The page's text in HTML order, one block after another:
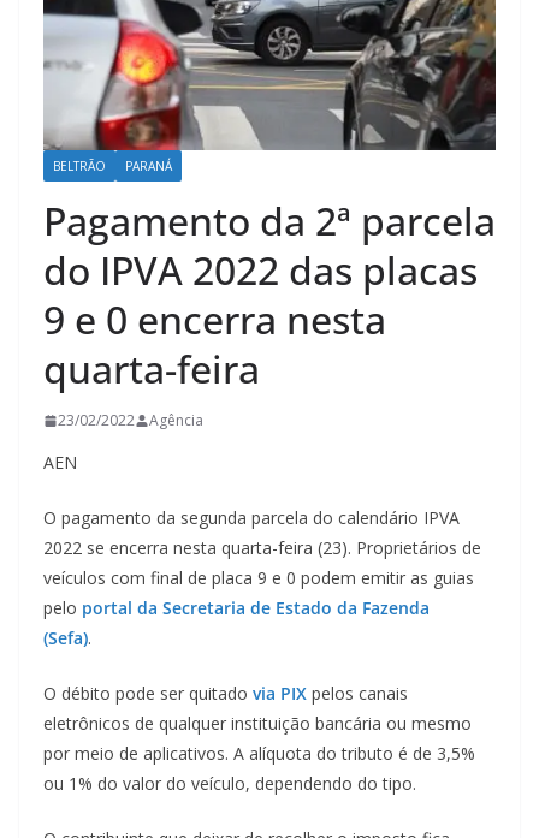
BELTRÃO PARANÁ
Pagamento da 2ª parcela
do IPVA 2022 das placas
9 e 0 encerra nesta
quarta-feira
23/02/2022 Agência
AEN
O pagamento da segunda parcela do calendário IPVA
2022 se encerra nesta quarta-feira (23). Proprietários de
veículos com final de placa 9 e 0 podem emitir as guias
pelo portal da Secretaria de Estado da Fazenda
(Sefa).
O débito pode ser quitado via PIX pelos canais
eletrônicos de qualquer instituição bancária ou mesmo
por meio de aplicativos. A alíquota do tributo é de 3,5%
ou 1% do valor do veículo, dependendo do tipo.